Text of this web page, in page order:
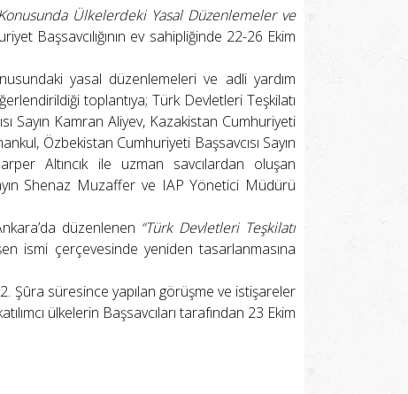
Konusunda Ülkelerdeki Yasal Düzenlemeler ve
Başsavcılığının ev sahipliğinde 22-26 Ekim
yasal düzenlemeleri ve adli yardım
toplantıya; Türk Devletleri Teşkilatı
Sayın Kamran Aliyev, Kazakistan Cumhuriyeti
Özbekistan Cumhuriyeti Başsavcısı Sayın
Altıncık ile uzman savcılardan oluşan
Shenaz Muzaffer ve IAP Yönetici Müdürü
düzenlenen “Türk Devletleri Teşkilatı
ismi çerçevesinde yeniden tasarlanmasına
2. Şûra süresince yapılan görüşme ve istişareler
ülkelerin Başsavcıları tarafından 23 Ekim